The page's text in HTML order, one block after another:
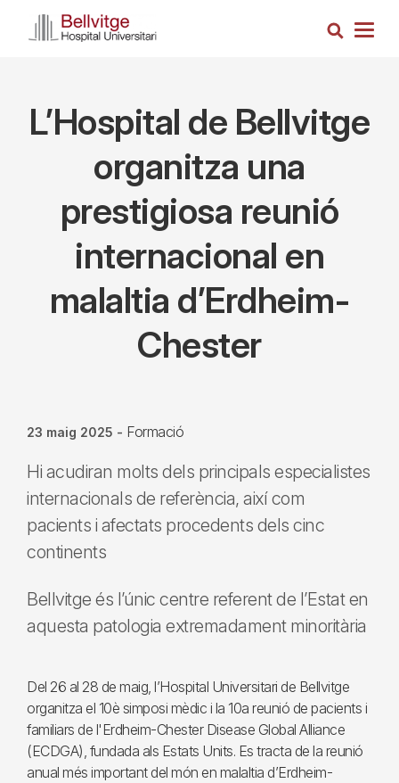
Cerca
L’Hospital de Bellvitge
organitza una
prestigiosa reunió
internacional en
malaltia d’Erdheim-
Chester
23 maig 2025 - Formació
Hi acudiran molts dels principals especialistes
internacionals de referència, així com
pacients i afectats procedents dels cinc
continents
Bellvitge és l’únic centre referent de l’Estat en
aquesta patologia extremadament minoritària
Del 26 al 28 de maig, l’Hospital Universitari de Bellvitge
organitza el 10è simposi mèdic i la 10a reunió de pacients i
familiars de l'Erdheim-Chester Disease Global Alliance
(ECDGA), fundada als Estats Units. Es tracta de la reunió
anual més important del món en malaltia d’Erdheim-